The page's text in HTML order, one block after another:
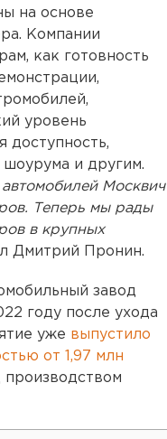
на основе
Компании
как готовность
уровень
доступность,
и другим.
Москвич
Теперь мы рады
в крупных
Дмитрий Пронин.
завод
году после ухода
уже выпустило
от 1,97 млн